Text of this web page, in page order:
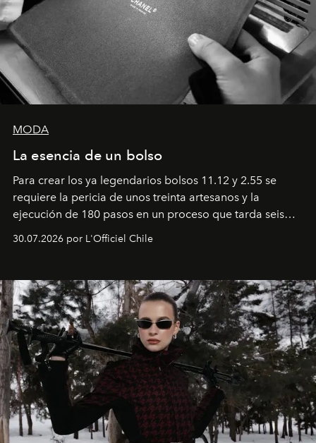
MODA
La esencia de un bolso
Para crear los ya legendarios bolsos 11.12 y 2.55 se
requiere la pericia de unos treinta artesanos y la
ejecución de 180 pasos en un proceso que tarda seis
semanas. Los expertos ponen en práctica una técnica
que se enseña solamente en la escuela de formación de
30.07.2026 por L'Officiel Chile